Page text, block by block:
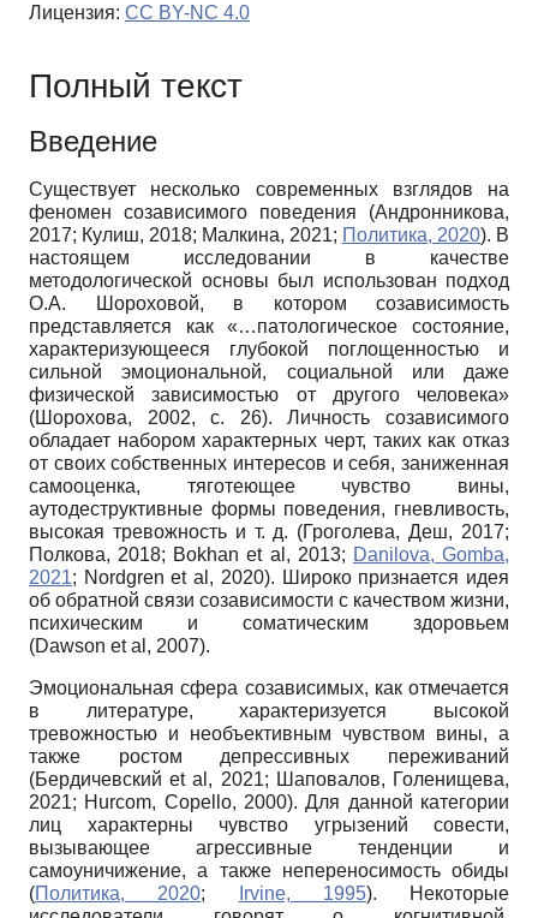
Лицензия: CC BY-NC 4.0
Полный текст
Введение
Существует несколько современных взглядов на
феномен созависимого поведения (Андронникова,
2017; Кулиш, 2018; Малкина, 2021; Политика, 2020). В
настоящем исследовании в качестве
методологической основы был использован подход
О.А. Шороховой, в котором созависимость
представляется как «…патологическое состояние,
характеризующееся глубокой поглощенностью и
сильной эмоциональной, социальной или даже
физической зависимостью от другого человека»
(Шорохова, 2002, с. 26). Личность созависимого
обладает набором характерных черт, таких как отказ
от своих собственных интересов и себя, заниженная
самооценка, тяготеющее чувство вины,
аутодеструктивные формы поведения, гневливость,
высокая тревожность и т. д. (Гроголева, Деш, 2017;
Полкова, 2018; Bokhan et al, 2013; Danilova, Gomba,
2021; Nordgren et al, 2020). Широко признается идея
об обратной связи созависимости с качеством жизни,
психическим и соматическим здоровьем
(Dawson et al, 2007).
Эмоциональная сфера созависимых, как отмечается
в литературе, характеризуется высокой
тревожностью и необъективным чувством вины, а
также ростом депрессивных переживаний
(Бердичевский et al, 2021; Шаповалов, Голенищева,
2021; Hurcom, Copello, 2000). Для данной категории
лиц характерны чувство угрызений совести,
вызывающее агрессивные тенденции и
самоуничижение, а также непереносимость обиды
(Политика, 2020; Irvine, 1995). Некоторые